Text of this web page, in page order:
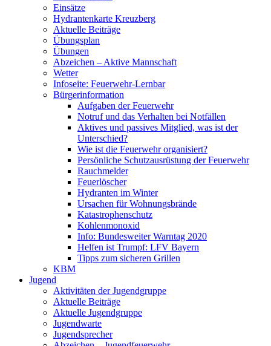
Einsätze
Hydrantenkarte Kreuzberg
Aktuelle Beiträge
Übungsplan
Übungen
Abzeichen – Aktive Mannschaft
Wetter
Infoseite: Feuerwehr-Lernbar
Bürgerinformation
Aufgaben der Feuerwehr
Notruf und das Verhalten bei Notfällen
Aktives und passives Mitglied, was ist der
Unterschied?
Wie ist die Feuerwehr organisiert?
Persönliche Schutzausrüstung der Feuerwehr
Rauchmelder
Feuerlöscher
Hydranten im Winter
Ursachen für Wohnungsbrände
Katastrophenschutz
Kohlenmonoxid
Info: Bundesweiter Warntag 2020
Helfen ist Trumpf: LFV Bayern
Tipps zum sicheren Grillen
KBM
Jugend
Aktivitäten der Jugendgruppe
Aktuelle Beiträge
Aktuelle Jugendgruppe
Jugendwarte
Jugendsprecher